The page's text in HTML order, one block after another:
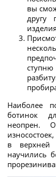
вы
другу
Наиболее
ботинок
неопрен.
в верхней
научились